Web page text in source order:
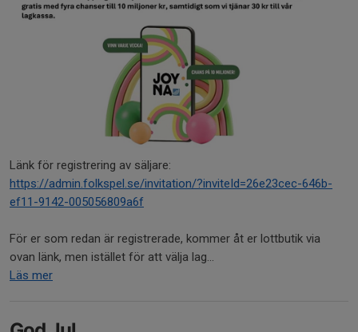
Länk för registrering av säljare:
https://admin.folkspel.se/invitation/?inviteId=26e23cec-646b-
ef11-9142-005056809a6f
För er som redan är registrerade, kommer åt er lottbutik via
ovan länk, men istället för att välja lag...
Läs mer